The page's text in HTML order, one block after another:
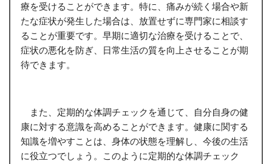
療を受けることができます。特に、痛みが続く場合や新
たな症状が発生した場合は、放置せずに専門家に相談す
ることが重要です。早期に適切な治療を受けることで、
症状の悪化を防ぎ、日常生活の質を向上させることが期
待できます。
また、定期的な体調チェックを通じて、自分自身の健
康に対する意識を高めることができます。健康に関する
知識を増やすことは、身体の状態を理解し、今後の生活
に役立つでしょう。このように定期的な体調チェック